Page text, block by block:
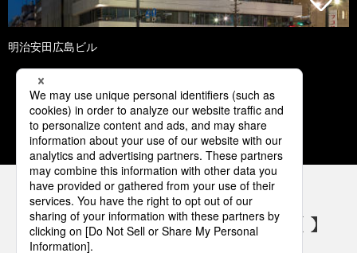
明治安田広島ビル
1 2 3 4 5
パナソニックの電気設備 SNSアカウント